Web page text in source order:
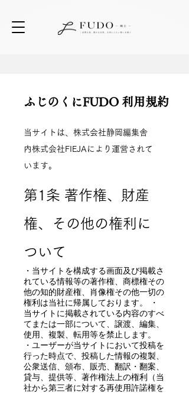
ふじのくにFUDO 利用規約
当サイトは、株式会社静岡編集舎
内株式会社FIEJAにより運営されて
います。
第1条 著作権、財産
権、その他の権利に
ついて
・当サイトを構成する画面及び掲載さ
れている情報等の著作権、商標権その
他の知的財産権、肖像権その他一切の
権利は当社に帰属しております。 ・
当サイトに掲載されている内容のすべ
てまたは一部について、譲渡、編集、
使用、複製、転用等を禁止します。
・ユーザーが当サイトにおいて投稿を
行った時点で、投稿した情報の複製、
公衆送信、頒布、販売、翻訳・翻案、
貸与、提供等、著作権法上の権利（当
社から第三者に対する再使用許諾権を